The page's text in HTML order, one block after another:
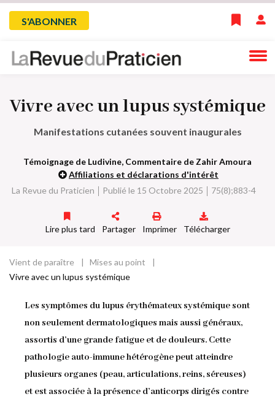
Skip
navigation
Menu
du
de
l'utilisateur
S'ABONNER
Vivre avec un lupus systémique
Manifestations cutanées souvent inaugurales
Témoignage de Ludivine, Commentaire de Zahir Amoura
Affiliations et déclarations d'intérêt
La Revue du Praticien
Publié le 15 Octobre 2025 75(8);883-4
Lire plus tard Partager Imprimer Télécharger
Fil
d'Ariane
Vient de paraître
Mises au point
Vivre avec un lupus systémique
Les symptômes du lupus érythémateux systémique sont
non seulement dermatologiques mais aussi généraux,
assortis d’une grande fatigue et de douleurs. Cette
pathologie auto-immune hétérogène peut atteindre
plusieurs organes (peau, articulations, reins, séreuses)
et est associée à la présence d’anticorps dirigés contre